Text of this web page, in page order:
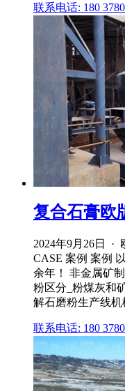
联系电话: 180 3780
复合石膏欧
2024年9月26日 ·
CASE 案例 案例
余年！ 非金属矿
粉区分_粉煤灰和
解石磨粉生产线机
联系电话: 180 3780